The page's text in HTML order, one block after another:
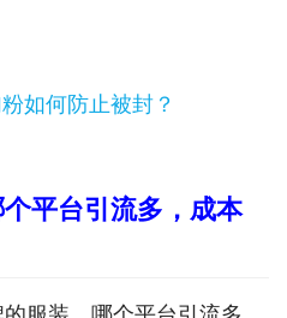
平台引流多，成本